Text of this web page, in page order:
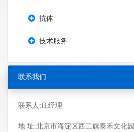
抗体
技术服务
联系我们
联系人:庄经理
地 址:北京市海淀区西二旗泰禾文化园